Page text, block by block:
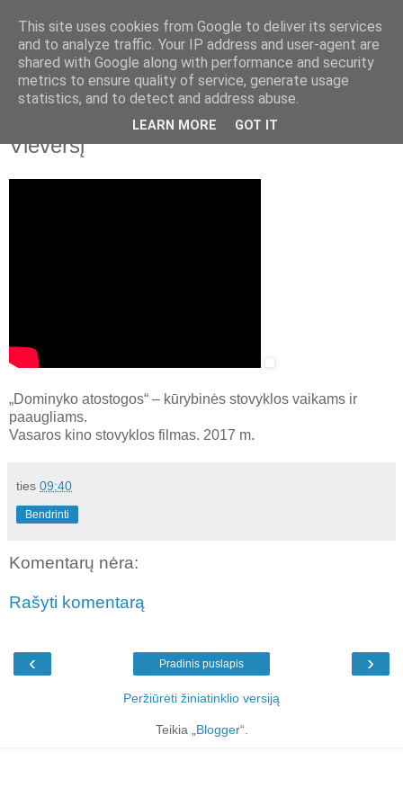
2018 m. sausio 2 d., antradienis
Vasaros kino stovyklos filmas „Apie
Vieversį“
„Dominyko atostogos“ – kūrybinės stovyklos vaikams ir
paaugliams.
Vasaros kino stovyklos filmas. 2017 m.
ties 09:40
Bendrinti
Komentarų nėra:
Rašyti komentarą
‹ ›
Pradinis puslapis
Peržiūrėti žiniatinklio versiją
Teikia „Blogger“.
This site uses cookies from Google to deliver its services
and to analyze traffic. Your IP address and user-agent are
shared with Google along with performance and security
metrics to ensure quality of service, generate usage
statistics, and to detect and address abuse.
LEARN MORE GOT IT